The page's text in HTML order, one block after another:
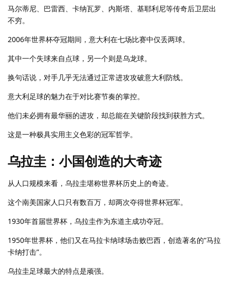
马尔蒂尼、巴雷西、卡纳瓦罗、内斯塔、基耶利尼等传奇后卫层出
不穷。
2006年世界杯夺冠期间，意大利在七场比赛中仅丢两球。
其中一个失球来自点球，另一个则是乌龙球。
换句话说，对手几乎无法通过正常进攻攻破意大利防线。
意大利足球的魅力在于对比赛节奏的掌控。
他们未必拥有最华丽的进攻，却总能在关键阶段找到获胜方式。
这是一种极具实用主义色彩的冠军哲学。
乌拉圭：小国创造的大奇迹
从人口规模来看，乌拉圭堪称世界杯历史上的奇迹。
这个南美国家人口只有数百万，却两次夺得世界杯冠军。
1930年首届世界杯，乌拉圭作为东道主成功夺冠。
1950年世界杯，他们又在马拉卡纳球场击败巴西，创造著名的“马拉
卡纳打击”。
乌拉圭足球最大的特点是顽强。